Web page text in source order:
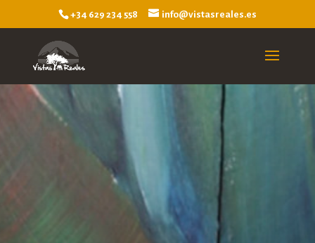
+34 629 234 558 info@vistasreales.es